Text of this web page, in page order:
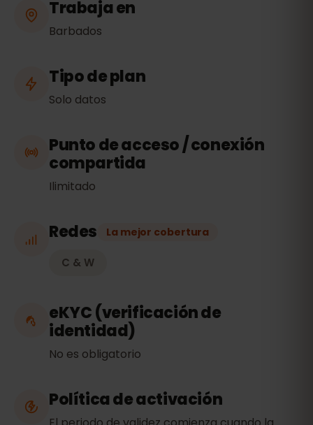
Trabaja en
Barbados
Tipo de plan
Solo datos
Punto de acceso / conexión
compartida
Ilimitado
Redes La mejor cobertura
C & W
eKYC (verificación de
identidad)
No es obligatorio
Política de activación